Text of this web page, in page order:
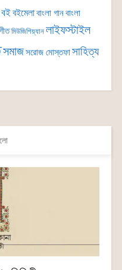
বইবইমেলাবাংলা গানবাংলা
মিউজিশিয়্যান লাইফস্টাইল
সমাজসরোজ মোস্তফাসাহিত্য